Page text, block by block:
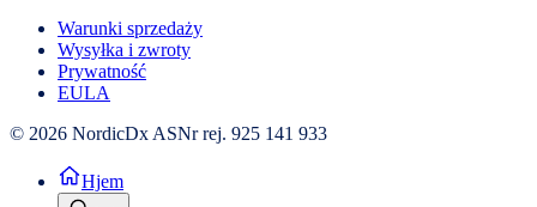
Warunki sprzedaży
Wysyłka i zwroty
Prywatność
EULA
© 2026 NordicDx ASNr rej. 925 141 933
Hjem